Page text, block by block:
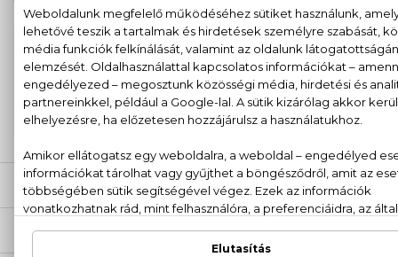
100% eredeti termékek,14 napos visszaküldési
garanciával
Kérdésed van, elakadtál? Hívd ügyfélszolgálatunkat:+36
20 779 1924
LEÍRÁS
ÉRTÉKELÉSEK (0)